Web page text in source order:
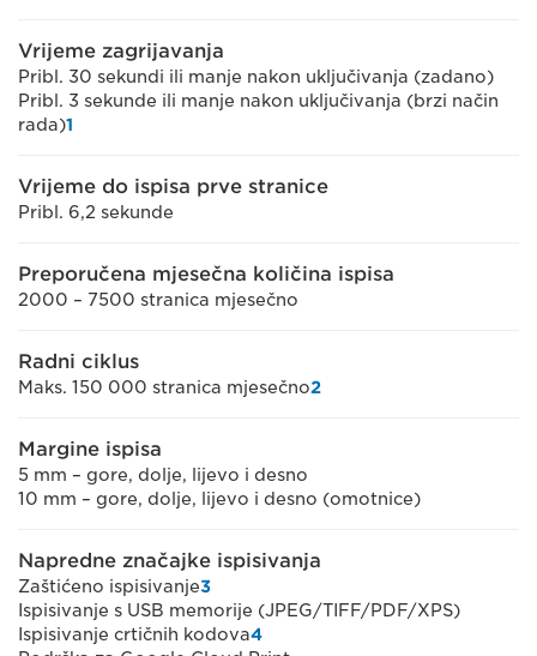
Vrijeme zagrijavanja
Pribl. 30 sekundi ili manje nakon uključivanja (zadano)
Pribl. 3 sekunde ili manje nakon uključivanja (brzi način
rada)1
Vrijeme do ispisa prve stranice
Pribl. 6,2 sekunde
Preporučena mjesečna količina ispisa
2000 – 7500 stranica mjesečno
Radni ciklus
Maks. 150 000 stranica mjesečno2
Margine ispisa
5 mm – gore, dolje, lijevo i desno
10 mm – gore, dolje, lijevo i desno (omotnice)
Napredne značajke ispisivanja
Zaštićeno ispisivanje3
Ispisivanje s USB memorije (JPEG/TIFF/PDF/XPS)
Ispisivanje crtičnih kodova4